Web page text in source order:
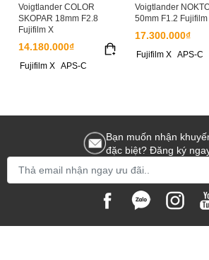
Voigtlander COLOR
SKOPAR 18mm F2.8
Fujifilm X
14.180.000₫
Fujifilm X APS-C
Voigtlander
50mm F1.2 Fujifilm
17.300.000₫
Fujifilm X APS-C
Bạn muốn nhận
đặc biệt? Đăng ký